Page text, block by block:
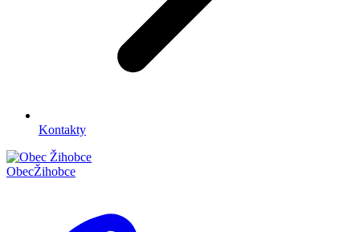
Kontakty
ObecŽihobce